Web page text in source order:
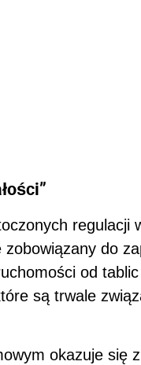
regulacji
do
od tablic
są trwale
okazuje się